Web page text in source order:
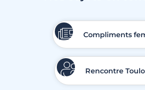
Compliments
Rencontre